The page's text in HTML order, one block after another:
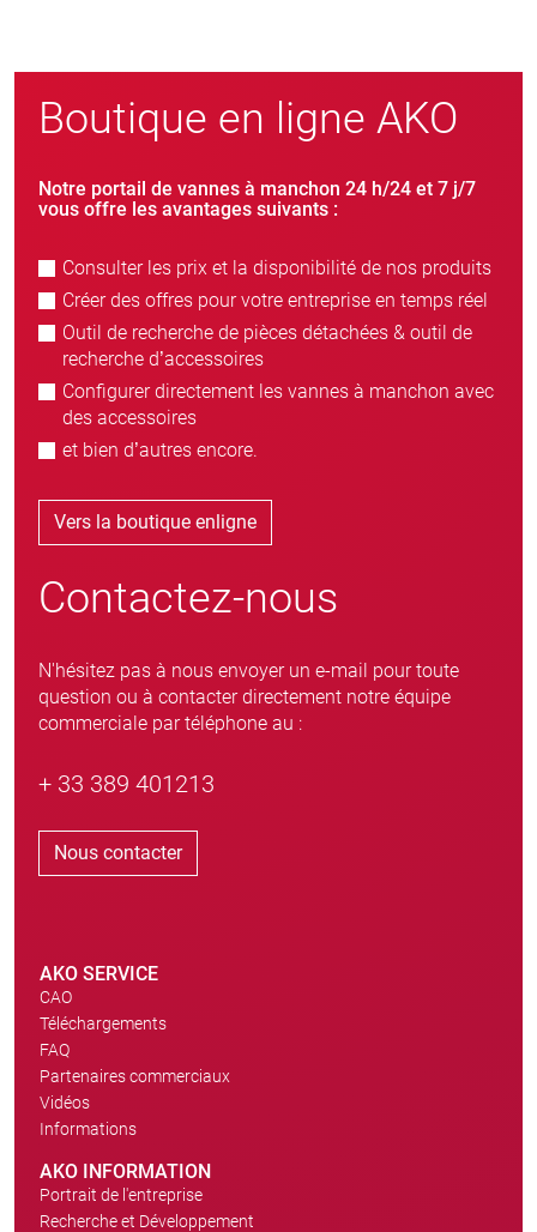
Boutique en ligne AKO
Notre portail de vannes à manchon 24 h/24 et 7 j/7
vous offre les avantages suivants :
Consulter les prix et la disponibilité de nos produits
Créer des offres pour votre entreprise en temps réel
Outil de recherche de pièces détachées & outil de
recherche d’accessoires
Configurer directement les vannes à manchon avec
des accessoires
et bien d’autres encore.
Vers la boutique enligne
Contactez-nous
N'hésitez pas à nous envoyer un e-mail pour toute
question ou à contacter directement notre équipe
commerciale par téléphone au :
+ 33 389 401213
Nous contacter
AKO SERVICE
CAO
Téléchargements
FAQ
Partenaires commerciaux
Vidéos
Informations
AKO INFORMATION
Portrait de l'entreprise
Recherche et Développement